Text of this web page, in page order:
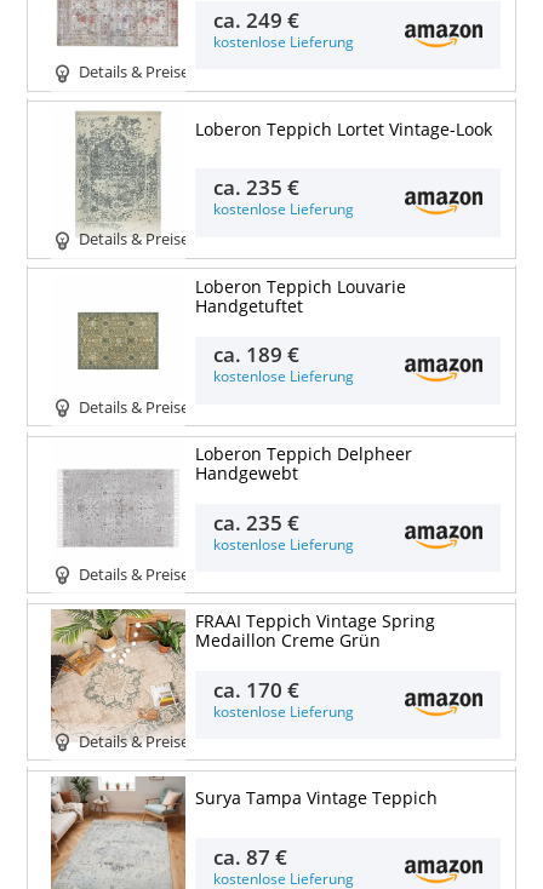
Details & Preise
ca.249 €
kostenlose Lieferung
Details & Preise
Loberon Teppich Lortet Vintage-Look
ca.235 €
kostenlose Lieferung
Details & Preise
Loberon Teppich Louvarie
Handgetuftet
ca. 189 €
kostenlose Lieferung
Details & Preise
Loberon Teppich Delpheer
Handgewebt
ca.235 €
kostenlose Lieferung
Details & Preise
FRAAI Teppich Vintage Spring
Medaillon Creme Grün
ca. 170 €
kostenlose Lieferung
Surya Tampa Vintage Teppich
ca.87 €
kostenlose Lieferung